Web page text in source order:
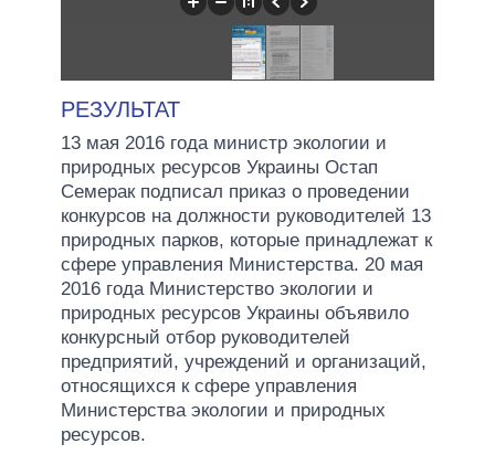
РЕЗУЛЬТАТ
13 мая 2016 года министр экологии и
природных ресурсов Украины Остап
Семерак подписал приказ о проведении
конкурсов на должности руководителей 13
природных парков, которые принадлежат к
сфере управления Министерства. 20 мая
2016 года Министерство экологии и
природных ресурсов Украины объявило
конкурсный отбор руководителей
предприятий, учреждений и организаций,
относящихся к сфере управления
Министерства экологии и природных
ресурсов.